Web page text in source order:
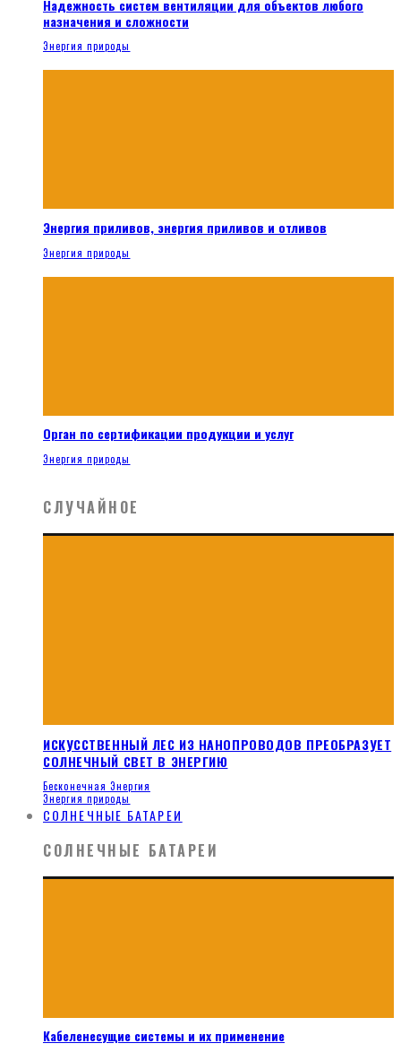
Надежность систем вентиляции для объектов любого
назначения и сложности
Энергия природы
Энергия приливов, энергия приливов и отливов
Энергия природы
Орган по сертификации продукции и услуг
Энергия природы
СЛУЧАЙНОЕ
ИСКУССТВЕННЫЙ ЛЕС ИЗ НАНОПРОВОДОВ ПРЕОБРАЗУЕТ
СОЛНЕЧНЫЙ СВЕТ В ЭНЕРГИЮ
Бесконечная Энергия
Энергия природы
СОЛНЕЧНЫЕ БАТАРЕИ
СОЛНЕЧНЫЕ БАТАРЕИ
Кабеленесущие системы и их применение